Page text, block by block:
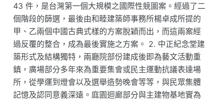
43 件，是台灣第一個大規模之國際性競圖案。經過了二
個階段的篩選，最後由和睦建築師事務所楊卓成所提的
甲、乙兩個中國古典式樣的方案脫穎而出，而這兩案經
過反覆的整合，成為最後實施之方案。 2. 中正紀念堂建
築形式及結構獨特，兩廳院部份建成後即為藝文活動重
鎮，廣場部分多年來為重要集會或民主運動抗議表達場
所，從學運到燈會以及選舉造勢晚會等等，與民眾集體
記憶及認同意義深遠。庭園迴廊部分與主建物基地實為